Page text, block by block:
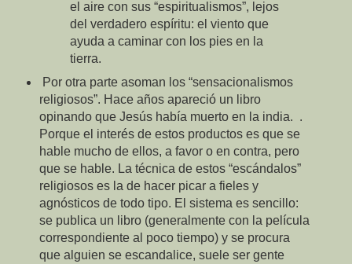
el aire con sus “espiritualismos”, lejos
del verdadero espíritu: el viento que
ayuda a caminar con los pies en la
tierra.
Por otra parte asoman los “sensacionalismos
religiosos”. Hace años apareció un libro
opinando que Jesús había muerto en la india. .
Porque el interés de estos productos es que se
hable mucho de ellos, a favor o en contra, pero
que se hable. La técnica de estos “escándalos”
religiosos es la de hacer picar a fieles y
agnósticos de todo tipo. El sistema es sencillo:
se publica un libro (generalmente con la película
correspondiente al poco tiempo) y se procura
que alguien se escandalice, suele ser gente